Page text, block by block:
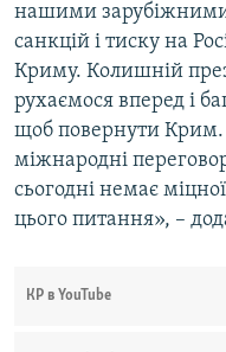
нашими
санкцій і тиску на
Криму. Колишній
рухаємося вперед і
щоб повернути Крим.
міжнародні
сьогодні немає
цього питання», –
КР в YouTube